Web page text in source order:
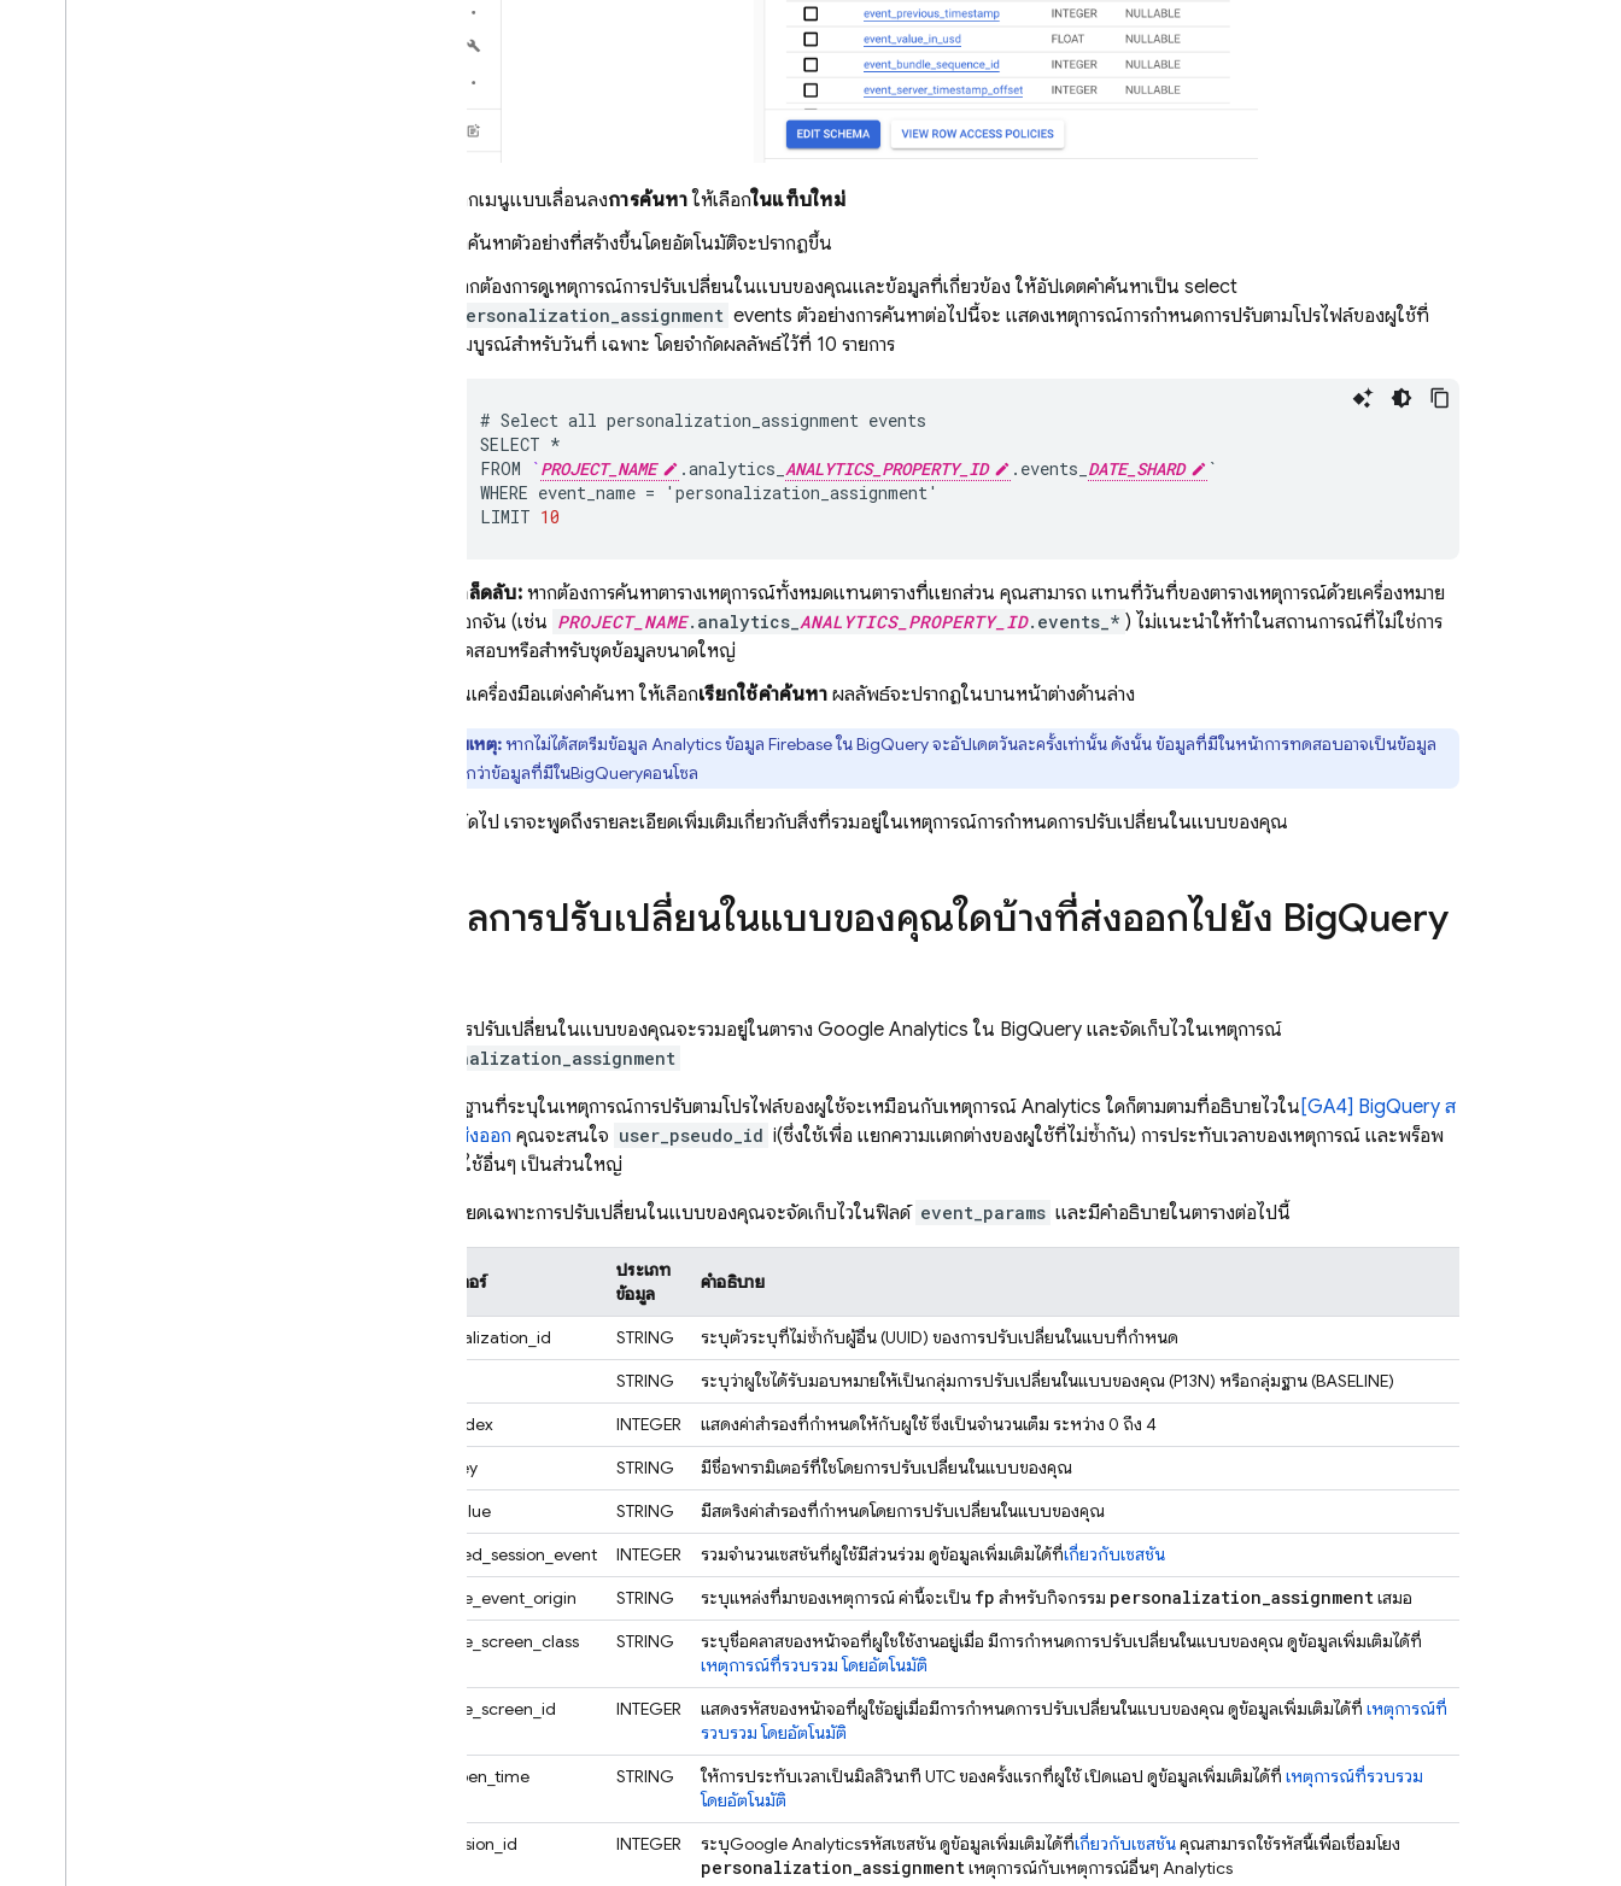
จากเมนูแบบเลื่อนลงการค้นหาให้เลือกในแท็บใหม่
คำค้นหาตัวอย่างที่สร้างขึ้นโดยอัตโนมัติจะปรากฏขึ้น
หากต้องการดูเหตุการณ์การปรับเปลี่ยนในแบบของคุณและข้อมูลที่เกี่ยวข้อง ให้อัปเดตคําค้นหาเป็น select
personalization_assignment events ตัวอย่างการค้นหาต่อไปนี้จะ แสดงเหตุการณ์การกำหนดการปรับตามโปรไฟล์ของผู้ใช้ที่
สมบูรณ์สำหรับวันที่ เฉพาะ โดยจำกัดผลลัพธ์ไว้ที่ 10 รายการ
# Select all personalization_assignment events
SELECT *
FROM
`PROJECT_NAME .analytics_ ANALYTICS_PROPERTY_ID . events_ DATE_SHARD
`
WHERE event_name = ' personalization_assignment'
LIMIT 10
เคล็ดลับ:หากต้องการค้นหาตารางเหตุการณ์ทั้งหมดแทนตารางที่แยกส่วน คุณสามารถ แทนที่วันที่ของตารางเหตุการณ์ด้วยเครื่องหมาย
ดอกจัน (เช่น PROJECT_NAME.analytics_ ANALYTICS_PROPERTY_ID.events_* ) ไม่แนะนําให้ทําในสถานการณ์ที่ไม่ใช่การ
ทดสอบหรือสําหรับชุดข้อมูลขนาดใหญ่
ในเครื่องมือแต่งคำค้นหา ให้เลือกเรียกใช้คำค้นหาผลลัพธ์จะปรากฏในบานหน้าต่างด้านล่าง
หมายเหตุ: หากไม่ได้สตรีมข้อมูล Analytics ข้อมูล FirebaseในBigQueryจะอัปเดตวันละครั้งเท่านั้น ดังนั้น ข้อมูลที่มีในหน้าการทดสอบอาจเป็นข้อมูล
ล่าสุดมากกว่าข้อมูลที่มีในBigQueryคอนโซล
ในส่วนถัดไป เราจะพูดถึงรายละเอียดเพิ่มเติมเกี่ยวกับสิ่งที่รวมอยู่ในเหตุการณ์การกำหนดการปรับเปลี่ยนในแบบของคุณ
ข้อมูลการปรับเปลี่ยนในแบบของคุณใดบ้างที่ส่งออกไปยัง BigQuery
ข้อมูลการปรับเปลี่ยนในแบบของคุณจะรวมอยู่ในตาราง Google Analytics ใน BigQuery และจัดเก็บไว้ในเหตุการณ์
personalization_assignment
ฟิลด์พื้นฐานที่ระบุในเหตุการณ์การปรับตามโปรไฟล์ของผู้ใช้จะเหมือนกับเหตุการณ์ Analytics ใดก็ตามตามที่อธิบายไว้ใน [GA4] BigQuery ส
คีมาการส่งออก คุณจะสนใจ user_pseudo_id i(ซึ่งใช้เพื่อ แยกความแตกต่างของผู้ใช้ที่ไม่ซ้ำกัน) การประทับเวลาของเหตุการณ์ และพร็อพ
เพอร์ตี้ผู้ใช้อื่นๆ เป็นส่วนใหญ่
รายละเอียดเฉพาะการปรับเปลี่ยนในแบบของคุณจะจัดเก็บไว้ในฟิลด์ event_params และมีคำอธิบายในตารางต่อไปนี้
พารามิเตอร์
ประเภท
ข้อมูล
คำอธิบาย
personalization_id STRING
ระบุตัวระบุที่ไม่ซ้ำกับผู้อื่น (UUID) ของการปรับเปลี่ยนในแบบที่กำหนด
STRING
ระบุว่าผู้ใช้ได้รับมอบหมายให้เป็นกลุ่มการปรับเปลี่ยนในแบบของคุณ (P13N) หรือกลุ่มฐาน (BASELINE)
arm_index
INTEGER
แสดงค่าสำรองที่กำหนดให้กับผู้ใช้ ซึ่งเป็นจำนวนเต็ม ระหว่าง 0 ถึง 4
arm_key
STRING
มีชื่อพารามิเตอร์ที่ใช้โดยการปรับเปลี่ยนในแบบของคุณ
arm_value
STRING
มีสตริงค่าสำรองที่กำหนดโดยการปรับเปลี่ยนในแบบของคุณ
engaged_session_event
INTEGER รวมจํานวนเซสชันที่ผู้ใช้มีส่วนร่วม ดูข้อมูลเพิ่มเติมได้ที่เกี่ยวกับเซสชัน
firebase_event_origin
STRING ระบุแหล่งที่มาของเหตุการณ์ ค่านี้จะเป็น fp สำหรับกิจกรรม personalization_assignmentเสมอ
firebase_screen_class
STRING
ระบุชื่อคลาสของหน้าจอที่ผู้ใช้ใช้งานอยู่เมื่อ มีการกําหนดการปรับเปลี่ยนในแบบของคุณ ดูข้อมูลเพิ่มเติมได้ที่
เหตุการณ์ที่รวบรวม โดยอัตโนมัติ
firebase_screen_id
INTEGER แสดงรหัสของหน้าจอที่ผู้ใช้อยู่เมื่อมีการกำหนดการปรับเปลี่ยนในแบบของคุณ ดูข้อมูลเพิ่มเติมได้ที่ เหตุการณ์ที่
รวบรวม โดยอัตโนมัติ
first_open_time
STRING ให้การประทับเวลาเป็นมิลลิวินาที UTC ของครั้งแรกที่ผู้ใช้ เปิดแอป ดูข้อมูลเพิ่มเติมได้ที่ เหตุการณ์ที่รวบรวม
โดยอัตโนมัติ
ga_session_id
INTEGER ระบุGoogle Analyticsรหัสเซสชัน ดูข้อมูลเพิ่มเติมได้ที่เกี่ยวกับเซสชันคุณสามารถใช้รหัสนี้เพื่อเชื่อมโยง
personalization_assignmentเหตุการณ์กับเหตุการณ์อื่นๆ Analytics